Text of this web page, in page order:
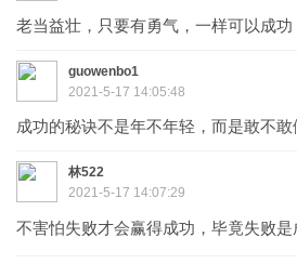
老当益壮，只要有勇气，一样可以成功
guowenbo1
2021-5-17 14:05:48
成功的秘诀不是年不年轻，而是敢不敢
林522
2021-5-17 14:07:29
不害怕失败才会赢得成功，毕竟失败是